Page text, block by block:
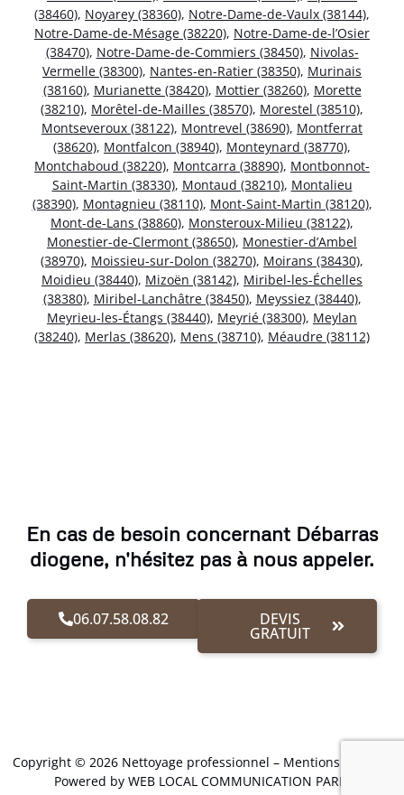
(38460), Noyarey (38360), Notre-Dame-de-Vaulx (38144),
Notre-Dame-de-Mésage (38220), Notre-Dame-de-l’Osier
(38470), Notre-Dame-de-Commiers (38450), Nivolas-
Vermelle (38300), Nantes-en-Ratier (38350), Murinais
(38160), Murianette (38420), Mottier (38260), Morette
(38210), Morêtel-de-Mailles (38570), Morestel (38510),
Montseveroux (38122), Montrevel (38690), Montferrat
(38620), Montfalcon (38940), Monteynard (38770),
Montchaboud (38220), Montcarra (38890), Montbonnot-
Saint-Martin (38330), Montaud (38210), Montalieu
(38390), Montagnieu (38110), Mont-Saint-Martin (38120),
Mont-de-Lans (38860), Monsteroux-Milieu (38122),
Monestier-de-Clermont (38650), Monestier-d’Ambel
(38970), Moissieu-sur-Dolon (38270), Moirans (38430),
Moidieu (38440), Mizoën (38142), Miribel-les-Échelles
(38380), Miribel-Lanchâtre (38450), Meyssiez (38440),
Meyrieu-les-Étangs (38440), Meyrié (38300), Meylan
(38240), Merlas (38620), Mens (38710), Méaudre (38112)
En cas de besoin concernant Débarras
diogene, n'hésitez pas à nous appeler.
06.07.58.08.82 DEVIS
GRATUIT
Copyright © 2026 Nettoyage professionnel – Mentions Légales
Powered by WEB LOCAL COMMUNICATION PARIS